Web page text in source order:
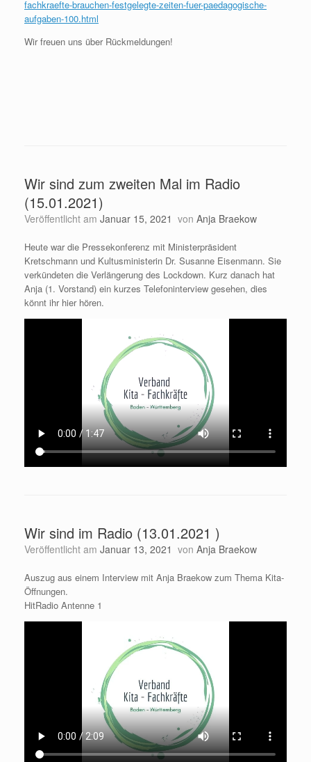
fachkraefte-brauchen-festgelegte-zeiten-fuer-paedagogische-
aufgaben-100.html
Wir freuen uns über Rückmeldungen!
Wir sind zum zweiten Mal im Radio
(15.01.2021)
Veröffentlicht am Januar 15, 2021 von Anja Braekow
Heute war die Pressekonferenz mit Ministerpräsident
Kretschmann und Kultusministerin Dr. Susanne Eisenmann. Sie
verkündeten die Verlängerung des Lockdown. Kurz danach hat
Anja (1. Vorstand) ein kurzes Telefoninterview gesehen, dies
könnt ihr hier hören.
Wir sind im Radio (13.01.2021 )
Veröffentlicht am Januar 13, 2021 von Anja Braekow
Auszug aus einem Interview mit Anja Braekow zum Thema Kita-
Öffnungen.
HitRadio Antenne 1